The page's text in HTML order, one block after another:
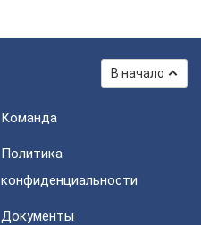
В начало
Команда
Политика
конфиденциальности
Документы